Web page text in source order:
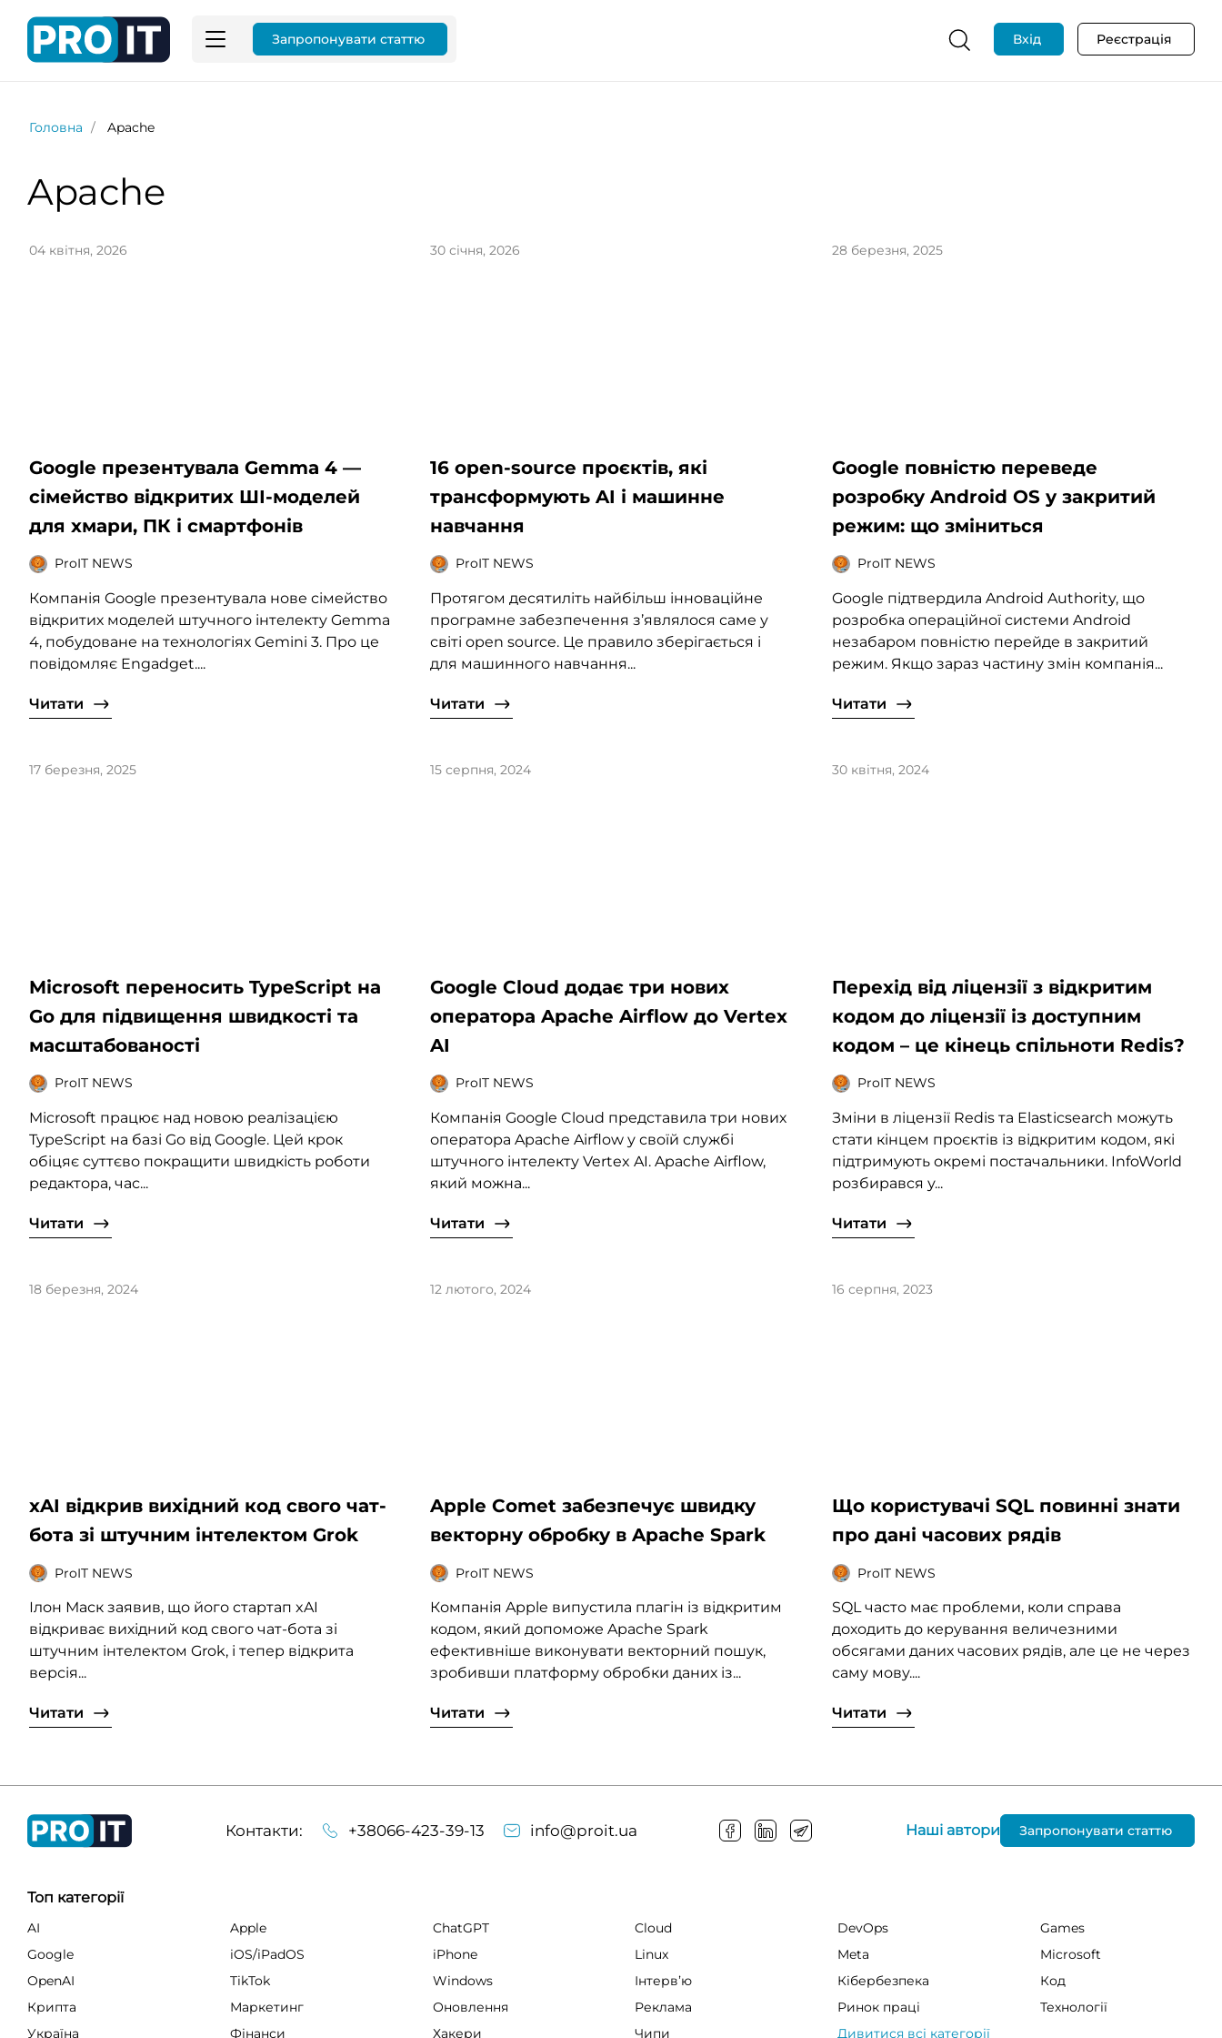
Запропонувати статтю Вхід Реєстрація
Головна Apache
Apache
04 квітня, 2026
Google презентувала Gemma 4 —
сімейство відкритих ШІ-моделей
для хмари, ПК і смартфонів
ProIT NEWS
Компанія Google презентувала нове сімейство
відкритих моделей штучного інтелекту Gemma
4, побудоване на технологіях Gemini 3. Про це
повідомляє Engadget....
Читати
30 січня, 2026
16 open-source проєктів, які
трансформують AI і машинне
навчання
ProIT NEWS
Протягом десятиліть найбільш інноваційне
програмне забезпечення з’являлося саме у
світі open source. Це правило зберігається і
для машинного навчання...
Читати
28 березня, 2025
Google повністю переведе
розробку Android OS у закритий
режим: що зміниться
ProIT NEWS
Google підтвердила Android Authority, що
розробка операційної системи Android
незабаром повністю перейде в закритий
режим. Якщо зараз частину змін компанія...
Читати
17 березня, 2025
Microsoft переносить TypeScript на
Go для підвищення швидкості та
масштабованості
ProIT NEWS
Microsoft працює над новою реалізацією
TypeScript на базі Go від Google. Цей крок
обіцяє суттєво покращити швидкість роботи
редактора, час...
Читати
15 серпня, 2024
Google Cloud додає три нових
оператора Apache Airflow до Vertex
AI
ProIT NEWS
Компанія Google Cloud представила три нових
оператора Apache Airflow у своїй службі
штучного інтелекту Vertex AI. Apache Airflow,
який можна...
Читати
30 квітня, 2024
Перехід від ліцензії з відкритим
кодом до ліцензії із доступним
кодом – це кінець спільноти Redis?
ProIT NEWS
Зміни в ліцензії Redis та Elasticsearch можуть
стати кінцем проєктів із відкритим кодом, які
підтримують окремі постачальники. InfoWorld
розбирався у...
Читати
18 березня, 2024
xAI відкрив вихідний код свого чат-
бота зі штучним інтелектом Grok
ProIT NEWS
Ілон Маск заявив, що його стартап xAI
відкриває вихідний код свого чат-бота зі
штучним інтелектом Grok, і тепер відкрита
версія...
Читати
12 лютого, 2024
Apple Comet забезпечує швидку
векторну обробку в Apache Spark
ProIT NEWS
Компанія Apple випустила плагін із відкритим
кодом, який допоможе Apache Spark
ефективніше виконувати векторний пошук,
зробивши платформу обробки даних із...
Читати
16 серпня, 2023
Що користувачі SQL повинні знати
про дані часових рядів
ProIT NEWS
SQL часто має проблеми, коли справа
доходить до керування величезними
обсягами даних часових рядів, але це не через
саму мову....
Читати
Контакти: +38066-423-39-13 info@proit.ua Наші автори Запропонувати статтю
Топ категорії
AI Apple ChatGPT Cloud DevOps
Games
Google
iOS/iPadOS iPhone Linux Meta
Microsoft
OpenAI
TikTok Windows Інтервʼю Кібербезпека
Код
Крипта
Маркетинг Оновлення Реклама Ринок праці
Технології
Україна
Фінанси Хакери Чипи Дивитися всі категорії